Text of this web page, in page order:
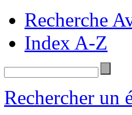
Recherche
Index A-Z
Rechercher un